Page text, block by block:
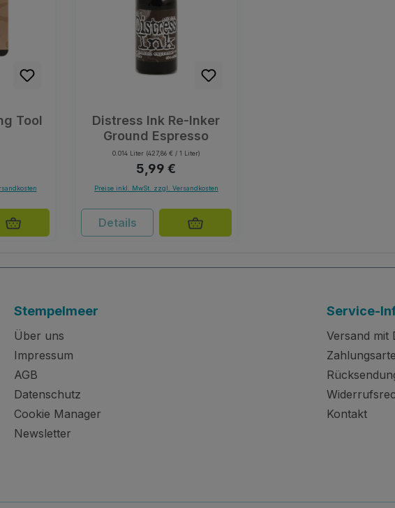
Tool
Preis:
Distress Ink Re-Inker
Ground Espresso
0.014 Liter (427,86 € / 1 Liter)
Regulärer Preis:
5,99 €
Preise inkl. MwSt. zzgl. Versandkosten
Details
Stempelmeer
Über uns
Impressum
AGB
Datenschutz
Cookie Manager
Newsletter
Service-
Versand mit
Kontakt